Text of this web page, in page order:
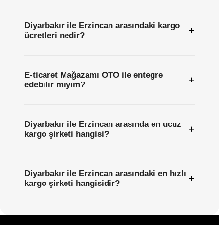
Diyarbakır ile Erzincan arasındaki kargo
ücretleri nedir?
+
E-ticaret Mağazamı OTO ile entegre
edebilir miyim?
+
Diyarbakır ile Erzincan arasında en ucuz
kargo şirketi hangisi?
+
Diyarbakır ile Erzincan arasındaki en hızlı
kargo şirketi hangisidir?
+